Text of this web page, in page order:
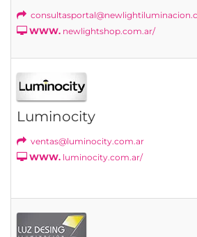
WWW. newlightshop.com.ar/
Luminocity
ventas@luminocity.com.ar
WWW. luminocity.com.ar/